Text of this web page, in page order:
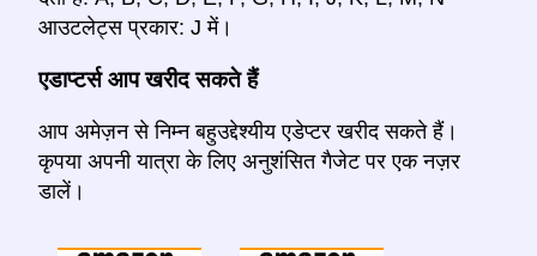
आउटलेट्स प्रकार: J में।
एडाप्टर्स आप खरीद सकते हैं
आप अमेज़न से निम्न बहुउद्देश्यीय एडेप्टर खरीद सकते हैं।
कृपया अपनी यात्रा के लिए अनुशंसित गैजेट पर एक नज़र
डालें।